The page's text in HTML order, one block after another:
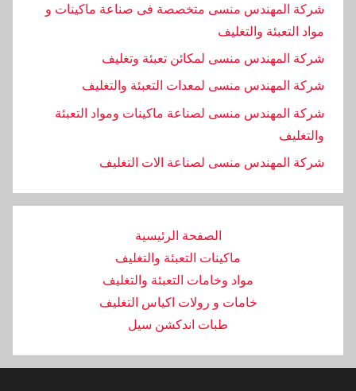
شركة المهندس منسى متخصصة فى صناعة ماكينات و
مواد التعبئة والتغليف
شركة المهندس منسى لمكائن تعبئة وتغليف
شركة المهندس منسى لمعدات التعبئة والتغليف
شركة المهندس منسى لصناعة ماكينات ومواد التعبئة
والتغليف
‏شركة المهندس منسى لصناعة الات التغليف
الصفحة الرئيسية
ماكينات التعبئة والتغليف
مواد وخامات التعبئة والتغليف
خامات و رولات اكياس التغليف
طبات اندكشن سيل